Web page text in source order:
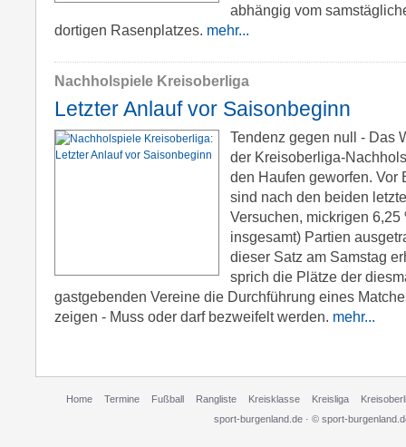
abhängig vom
dortigen Rasenplatzes. mehr...
Nachholspiele Kreisoberliga
Letzter Anlauf vor Saisonbeginn
Tendenz gegen null - Das
der Kreisoberliga-
den Haufen geworfen. Vor
sind nach den beiden
Versuchen, mickrigen 6,25
insgesamt) Partien
dieser Satz am Samstag
sprich die Plätze der
gastgebenden Vereine die Durchführung eines
zeigen - Muss oder darf bezweifelt werden. mehr...
Home Termine Fußball Rangliste Kreisklasse Kreisliga
sport-burgenland.de · © sport-